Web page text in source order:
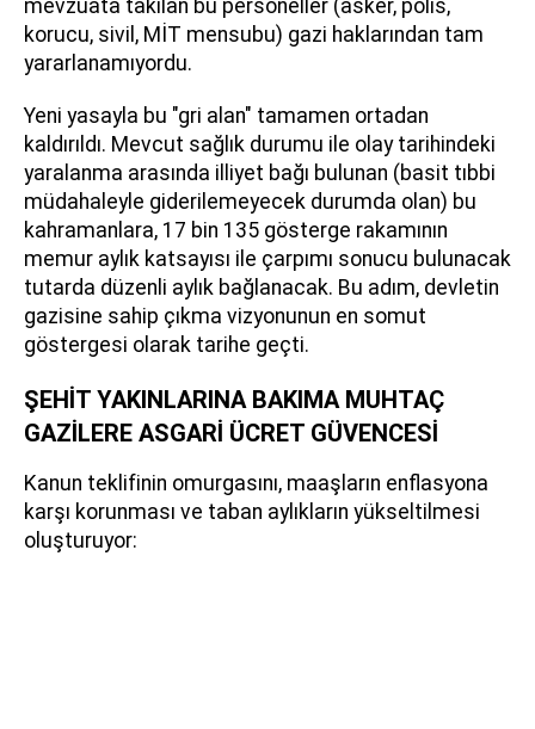
mevzuata takılan bu personeller (asker, polis,
korucu, sivil, MİT mensubu) gazi haklarından tam
yararlanamıyordu.
Yeni yasayla bu "gri alan" tamamen ortadan
kaldırıldı. Mevcut sağlık durumu ile olay tarihindeki
yaralanma arasında illiyet bağı bulunan (basit tıbbi
müdahaleyle giderilemeyecek durumda olan) bu
kahramanlara, 17 bin 135 gösterge rakamının
memur aylık katsayısı ile çarpımı sonucu bulunacak
tutarda düzenli aylık bağlanacak. Bu adım, devletin
gazisine sahip çıkma vizyonunun en somut
göstergesi olarak tarihe geçti.
ŞEHİT YAKINLARINA BAKIMA MUHTAÇ
GAZİLERE ASGARİ ÜCRET GÜVENCESİ
Kanun teklifinin omurgasını, maaşların enflasyona
karşı korunması ve taban aylıkların yükseltilmesi
oluşturuyor: